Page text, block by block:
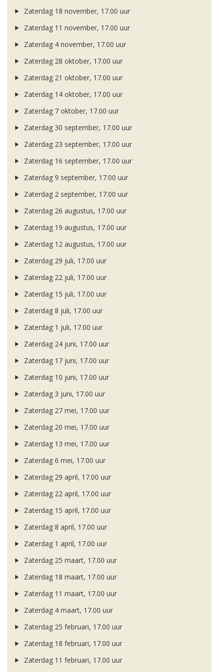
Zaterdag 18 november, 17.00 uur
Zaterdag 11 november, 17.00 uur
Zaterdag 4 november, 17.00 uur
Zaterdag 28 oktober, 17.00 uur
Zaterdag 21 oktober, 17.00 uur
Zaterdag 14 oktober, 17.00 uur
Zaterdag 7 oktober, 17.00 uur
Zaterdag 30 september, 17.00 uur
Zaterdag 23 september, 17.00 uur
Zaterdag 16 september, 17.00 uur
Zaterdag 9 september, 17.00 uur
Zaterdag 2 september, 17.00 uur
Zaterdag 26 augustus, 17.00 uur
Zaterdag 19 augustus, 17.00 uur
Zaterdag 12 augustus, 17.00 uur
Zaterdag 29 juli, 17.00 uur
Zaterdag 22 juli, 17.00 uur
Zaterdag 15 juli, 17.00 uur
Zaterdag 8 juli, 17.00 uur
Zaterdag 1 juli, 17.00 uur
Zaterdag 24 juni, 17.00 uur
Zaterdag 17 juni, 17.00 uur
Zaterdag 10 juni, 17.00 uur
Zaterdag 3 juni, 17.00 uur
Zaterdag 27 mei, 17.00 uur
Zaterdag 20 mei, 17.00 uur
Zaterdag 13 mei, 17.00 uur
Zaterdag 6 mei, 17.00 uur
Zaterdag 29 april, 17.00 uur
Zaterdag 22 april, 17.00 uur
Zaterdag 15 april, 17.00 uur
Zaterdag 8 april, 17.00 uur
Zaterdag 1 april, 17.00 uur
Zaterdag 25 maart, 17.00 uur
Zaterdag 18 maart, 17.00 uur
Zaterdag 11 maart, 17.00 uur
Zaterdag 4 maart, 17.00 uur
Zaterdag 25 februari, 17.00 uur
Zaterdag 18 februari, 17.00 uur
Zaterdag 11 februari, 17.00 uur